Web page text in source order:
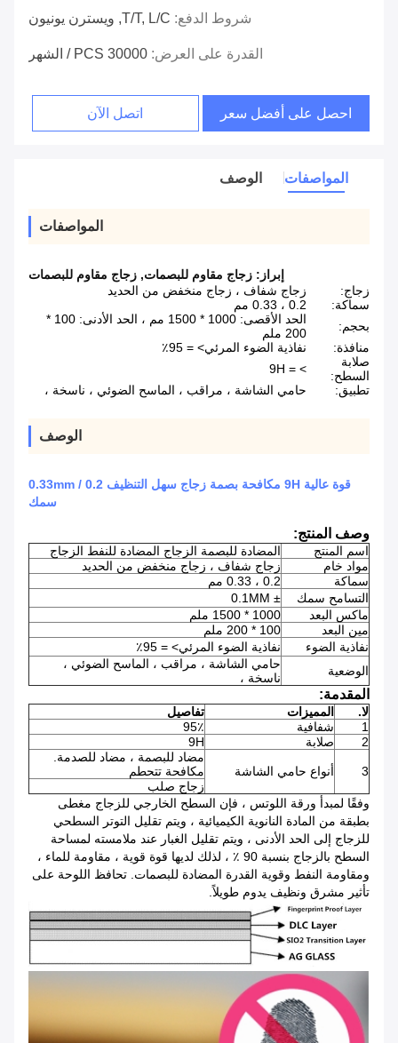
شروط الدفع: T/T, L/C, ويسترن يونيون
القدرة على العرض: 30000 PCS / الشهر
احصل على أفضل سعر اتصل الآن
المواصفات الوصف
المواصفات
إبراز: زجاج مقاوم للبصمات, زجاج مقاوم للبصمات
زجاج:
زجاج شفاف ، زجاج منخفض من الحديد
سماكة:
0.2 ، 0.33 مم
بحجم:
الحد الأقصى: 1000 * 1500 مم ، الحد الأدنى: 100 *
200 ملم
منافذة:
نفاذية الضوء المرئي> = ​​95٪
صلابة
السطح:
> = 9H
تطبيق:
حامي الشاشة ، مراقب ، الماسح الضوئي ، ناسخة ،
الوصف
قوة عالية 9H مكافحة بصمة زجاج سهل التنظيف 0.2 / 0.33mm
سمك
وصف المنتج:
اسم المنتج
المضادة للبصمة الزجاج المضادة للنفط الزجاج
مواد خام
زجاج شفاف ، زجاج منخفض من الحديد
سماكة
0.2 ، 0.33 مم
التسامح سمك
± 0.1MM
ماكس البعد
1000 * 1500 ملم
مين البعد
100 * 200 ملم
نفاذية الضوء
نفاذية الضوء المرئي> = ​​95٪
الوضعية
حامي الشاشة ، مراقب ، الماسح الضوئي ،
ناسخة ،
المقدمة:
لا. المميزات
تفاصيل
1
شفافية
95٪
2
صلابة 9H
3 أنواع حامي الشاشة
مضاد للبصمة ، مضاد للصدمة.
مكافحة تتحطم
زجاج صلب
وفقًا لمبدأ ورقة اللوتس ، فإن السطح الخارجي للزجاج مغطى
بطبقة من المادة النانوية الكيميائية ، ويتم تقليل التوتر السطحي
للزجاج إلى الحد الأدنى ، ويتم تقليل الغبار عند ملامسته لمساحة
السطح بالزجاج بنسبة 90 ٪ ، لذلك لديها قوة قوية ، مقاومة للماء ،
ومقاومة النفط وقوية القدرة المضادة للبصمات. تحافظ اللوحة على
تأثير مشرق ونظيف يدوم طويلاً.